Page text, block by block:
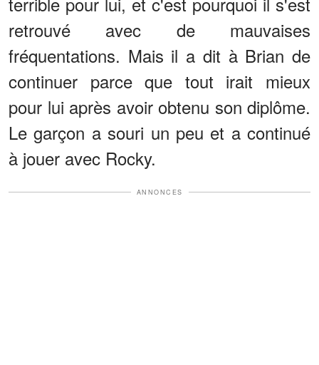
retrouvé avec de mauvaises
fréquentations. Mais il a dit à Brian de
continuer parce que tout irait mieux
pour lui après avoir obtenu son diplôme.
Le garçon a souri un peu et a continué
à jouer avec Rocky.
ANNONCES